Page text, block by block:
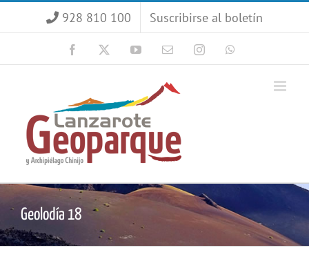
928 810 100 Suscribirse al boletín
Facebook YouTubeCorreoInstagram
Geolodía 18